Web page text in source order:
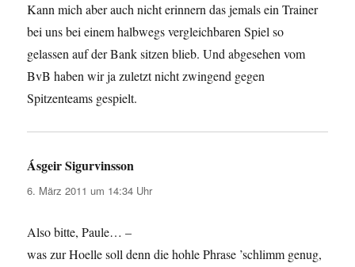
Kann mich aber auch nicht erinnern das jemals ein Trainer
bei uns bei einem halbwegs vergleichbaren Spiel so
gelassen auf der Bank sitzen blieb. Und abgesehen vom
BvB haben wir ja zuletzt nicht zwingend gegen
Spitzenteams gespielt.
Ásgeir Sigurvinsson
6. März 2011 um 14:34 Uhr
Also bitte, Paule… –
was zur Hoelle soll denn die hohle Phrase ’schlimm genug,